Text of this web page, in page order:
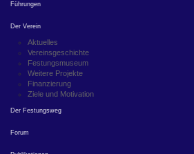
Führungen
Der Verein
Aktuelles
Vereinsgeschichte
Festungsmuseum
Weitere Projekte
Finanzierung
Ziele und Motivation
Der Festungsweg
Forum